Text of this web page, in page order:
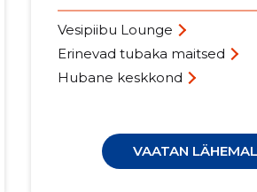
Vesipiibu Lounge
Erinevad tubaka maitsed
Hubane keskkond
VAATAN